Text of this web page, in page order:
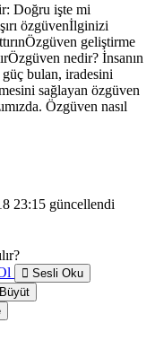
Doğru işte mi
özgüvenİlginizi
geliştirme
nedir? İnsanın
bulan, iradesini
sağlayan özgüven
Özgüven nasıl
23:15 güncellendi
Sesli Oku